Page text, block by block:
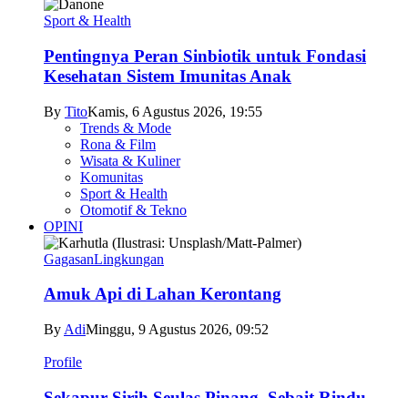
Sport & Health
Pentingnya Peran Sinbiotik untuk Fondasi
Kesehatan Sistem Imunitas Anak
By TitoKamis, 6 Agustus 2026, 19:55
Trends & Mode
Rona & Film
Wisata & Kuliner
Komunitas
Sport & Health
Otomotif & Tekno
OPINI
GagasanLingkungan
Amuk Api di Lahan Kerontang
By AdiMinggu, 9 Agustus 2026, 09:52
Profile